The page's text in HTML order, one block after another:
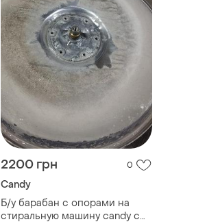
2200 грн 0
Candy
Б/у барабан с опорами на
стиральную машину candy с